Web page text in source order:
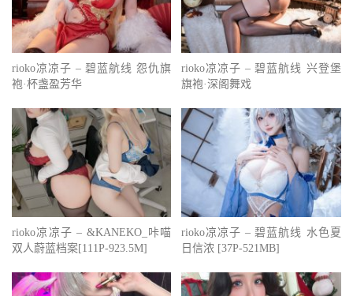
rioko凉凉子 – 碧蓝航线 怨仇旗
袍·杯盏盈芳华
rioko凉凉子 – 碧蓝航线 兴登堡
旗袍·深阁舞戏
rioko凉凉子 – &KANEKO_咔喵
双人蔚蓝档案[111P-923.5M]
rioko凉凉子 – 碧蓝航线 水色夏
日信浓 [37P-521MB]